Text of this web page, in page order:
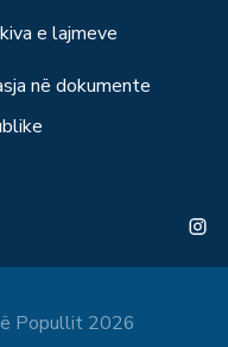
e lajmeve
në dokumente
Popullit 2026